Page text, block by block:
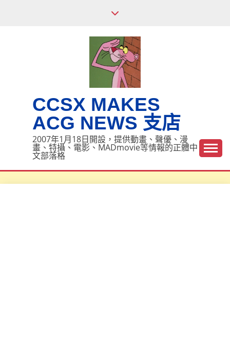
CCSX MAKES
ACG NEWS 支店
2007年1月18日開設，提供動畫、聲優、漫
畫、特攝、電影、MADmovie等情報的正體中
文部落格